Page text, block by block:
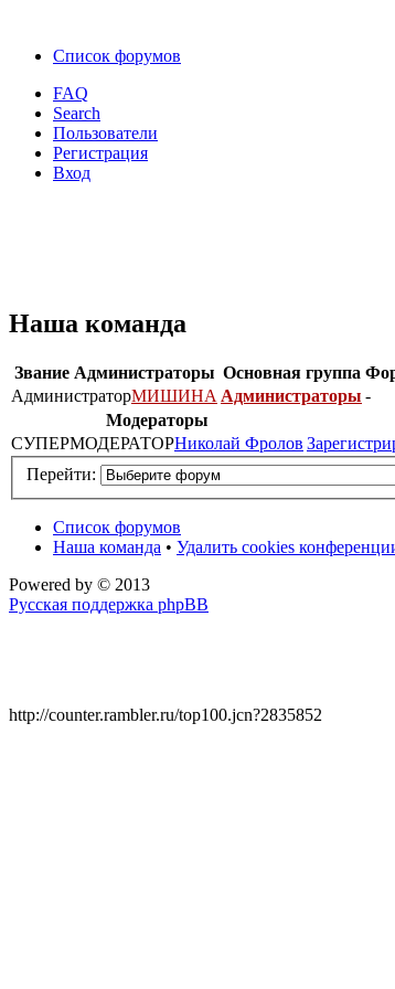
Список форумов
FAQ
Search
Пользователи
Регистрация
Вход
Наша команда
Звание Администраторы Основная группа
АдминистраторМИШИНА Администраторы -
Модераторы
СУПЕРМОДЕРАТОРНиколай Фролов
Перейти:
Список форумов
Наша команда • Удалить cookies
Powered by © 2013
Русская поддержка phpBB
http://counter.rambler.ru/top100.jcn?2835852